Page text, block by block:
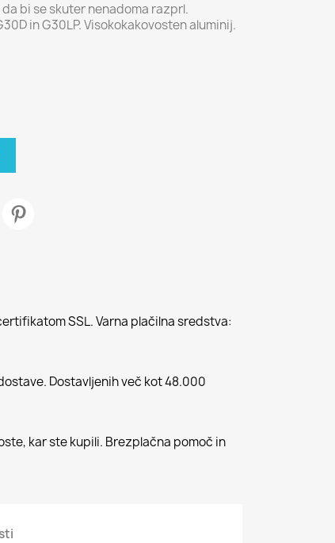
bi se skuter nenadoma razprl.
in G30LP. Visokokakovosten aluminij.
SSL. Varna plačilna sredstva:
Dostavljenih več kot 48.000
kar ste kupili. Brezplačna pomoč in